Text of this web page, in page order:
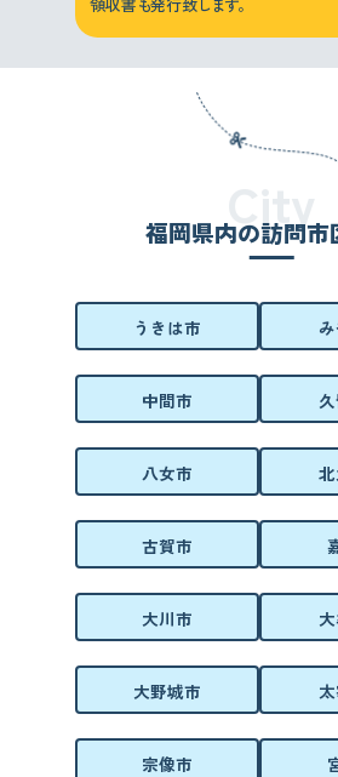
福岡県内の訪問市
うきは市
中間市
八女市
古賀市
大川市
大野城市
宗像市